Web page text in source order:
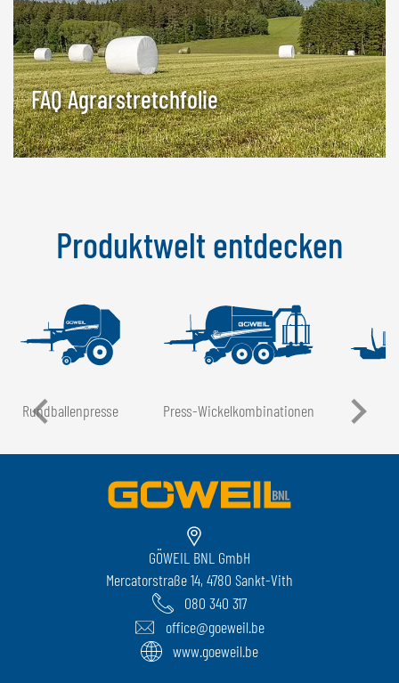
FAQ Agrarstretchfolie
Produktwelt entdecken
Rundballen­presse Press-Wickel­kombinationen
GÖWEIL BNL GmbH
Mercatorstraße 14, 4780 Sankt-Vith
080 340 317
office@goeweil.be
www.goeweil.be